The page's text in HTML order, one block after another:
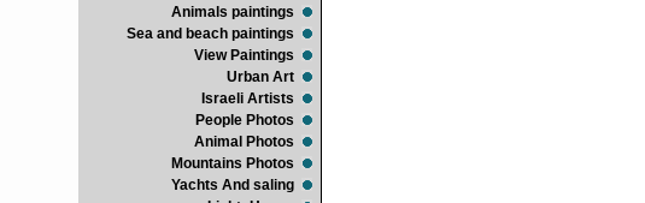
Animals paintings
Sea and beach paintings
View Paintings
Urban Art
Israeli Artists
People Photos
Animal Photos
Mountains Photos
Yachts And saling